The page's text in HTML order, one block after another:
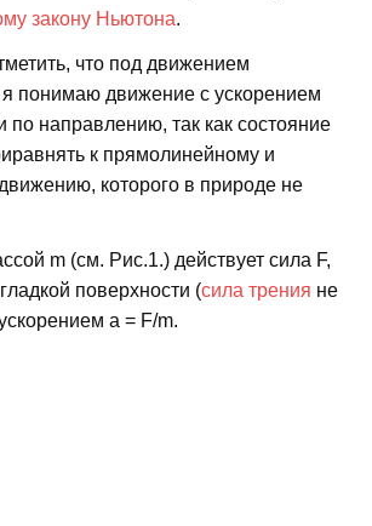
закону Ньютона.
что под движением
я понимаю движение с ускорением
по направлению, так как состояние
к прямолинейному и
которого в природе не
m (см. Рис.1.) действует сила F,
поверхности (сила трения не
a = F/m.